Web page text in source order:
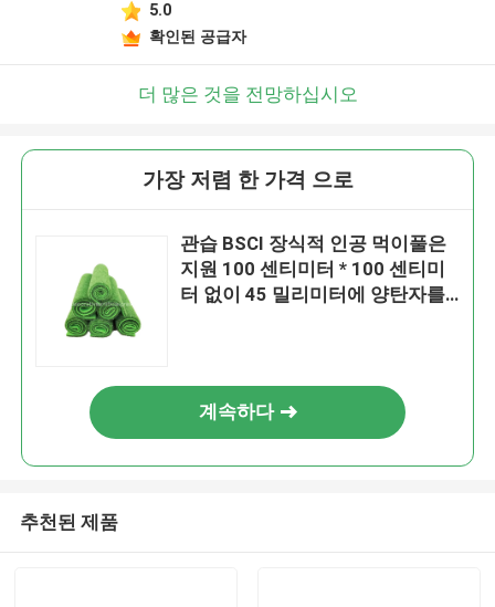
5.0
확인된 공급자
더 많은 것을 전망하십시오
가장 저렴 한 가격 으로
관습 BSCI 장식적 인공 먹이풀은
지원 100 센티미터 * 100 센티미
터 없이 45 밀리미터에 양탄자를
계속하다
추천된 제품